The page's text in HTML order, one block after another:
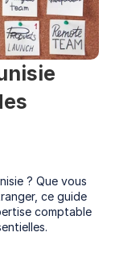
? Que vous
ce guide
comptable